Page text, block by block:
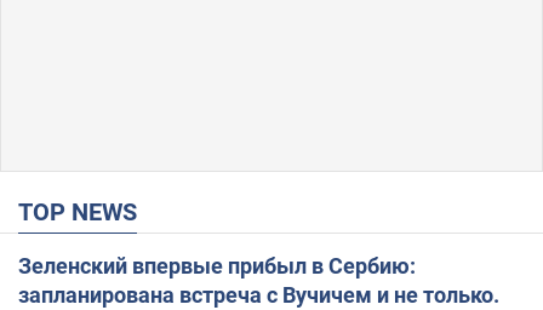
TOP NEWS
Зеленский впервые прибыл в Сербию:
запланирована встреча с Вучичем и не только.